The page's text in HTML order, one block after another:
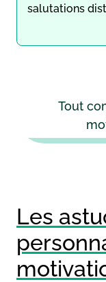
salutations
Tout
Les